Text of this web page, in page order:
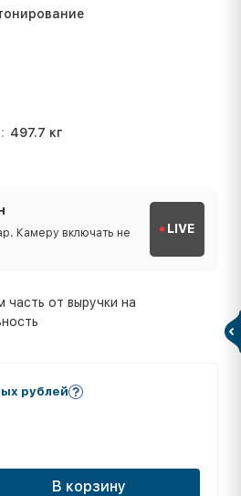
497.7 кг
Камеру включать не
LIVE
часть от выручки на
рублей
В корзину